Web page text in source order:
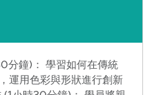
分鐘)： 學習如何在傳統
運用色彩與形狀進行創新